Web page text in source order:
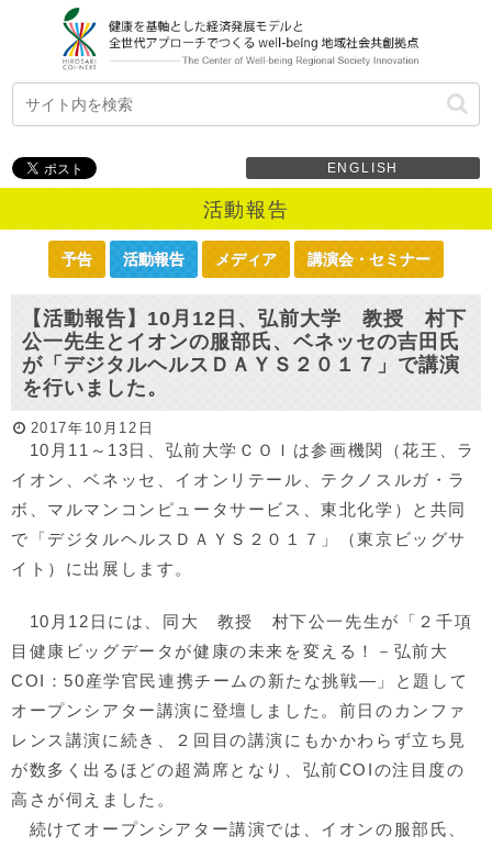
ENGLISH
活動報告
予告 活動報告 メディア 講演会・セミナー
【活動報告】10月12日、弘前大学 教授 村下
公一先生とイオンの服部氏、ベネッセの吉田氏
が「デジタルヘルスＤＡＹＳ２０１７」で講演
を行いました。
2017年10月12日
10月11～13日、弘前大学ＣＯＩは参画機関（花王、ラ
イオン、ベネッセ、イオンリテール、テクノスルガ・ラ
ボ、マルマンコンピュータサービス、東北化学）と共同
で「デジタルヘルスＤＡＹＳ２０１７」（東京ビッグサ
イト）に出展します。
10月12日には、同大 教授 村下公一先生が「２千項
目健康ビッグデータが健康の未来を変える！－弘前大
COI：50産学官民連携チームの新たな挑戦―」と題して
オープンシアター講演に登壇しました。前日のカンファ
レンス講演に続き、２回目の講演にもかかわらず立ち見
が数多く出るほどの超満席となり、弘前COIの注目度の
高さが伺えました。
続けてオープンシアター講演では、イオンの服部氏、